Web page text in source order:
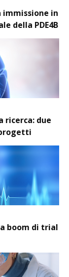
immissione in
della PDE4B
ricerca: due
boom di trial